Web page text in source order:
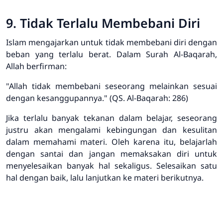
9. Tidak Terlalu Membebani Diri
Islam mengajarkan untuk tidak membebani diri dengan
beban yang terlalu berat. Dalam Surah Al-Baqarah,
Allah berfirman:
"Allah tidak membebani seseorang melainkan sesuai
dengan kesanggupannya." (QS. Al-Baqarah: 286)
Jika terlalu banyak tekanan dalam belajar, seseorang
justru akan mengalami kebingungan dan kesulitan
dalam memahami materi. Oleh karena itu, belajarlah
dengan santai dan jangan memaksakan diri untuk
menyelesaikan banyak hal sekaligus. Selesaikan satu
hal dengan baik, lalu lanjutkan ke materi berikutnya.